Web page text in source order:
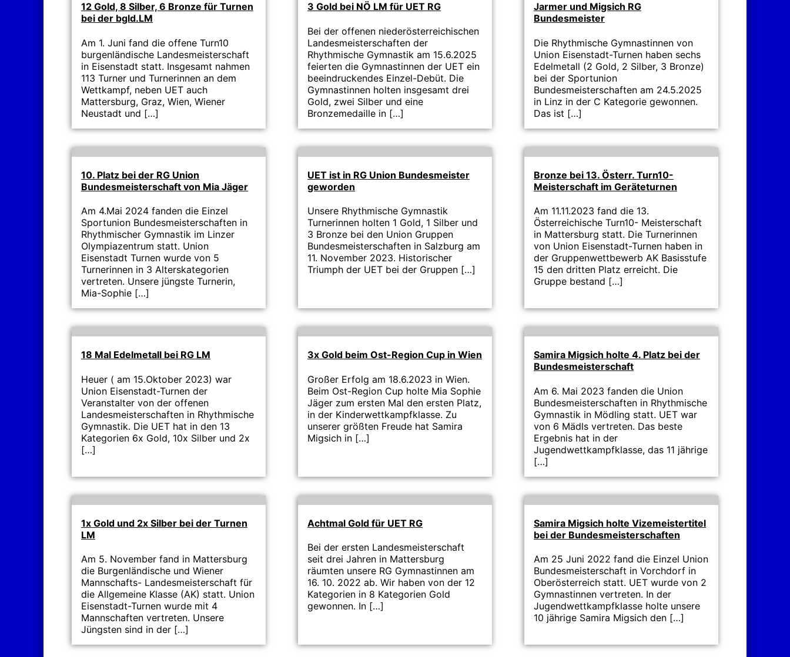
12 Gold, 8 Silber, 6 Bronze für Turnen
bei der bgld.LM
Am 1. Juni fand die offene Turn10
burgenländische Landesmeisterschaft
in Eisenstadt statt. Insgesamt nahmen
113 Turner und Turnerinnen an dem
Wettkampf, neben UET auch
Mattersburg, Graz, Wien, Wiener
Neustadt und […]
3 Gold bei NÖ LM für UET RG
Bei der offenen niederösterreichischen
Landesmeisterschaften der
Rhythmische Gymnastik am 15.6.2025
feierten die Gymnastinnen der UET ein
beeindruckendes Einzel-Debüt. Die
Gymnastinnen holten insgesamt drei
Gold, zwei Silber und eine
Bronzemedaille in […]
Jarmer und Migsich RG
Bundesmeister
Die Rhythmische Gymnastinnen von
Union Eisenstadt-Turnen haben sechs
Edelmetall (2 Gold, 2 Silber, 3 Bronze)
bei der Sportunion
Bundesmeisterschaften am 24.5.2025
in Linz in der C Kategorie gewonnen.
Das ist […]
10. Platz bei der RG Union
Bundesmeisterschaft von Mia Jäger
Am 4.Mai 2024 fanden die Einzel
Sportunion Bundesmeisterschaften in
Rhythmischer Gymnastik im Linzer
Olympiazentrum statt. Union
Eisenstadt Turnen wurde von 5
Turnerinnen in 3 Alterskategorien
vertreten. Unsere jüngste Turnerin,
Mia-Sophie […]
UET ist in RG Union Bundesmeister
geworden
Unsere Rhythmische Gymnastik
Turnerinnen holten 1 Gold, 1 Silber und
3 Bronze bei den Union Gruppen
Bundesmeisterschaften in Salzburg am
11. November 2023. Historischer
Triumph der UET bei der Gruppen […]
Bronze bei 13. Österr. Turn10-
Meisterschaft im Geräteturnen
Am 11.11.2023 fand die 13.
Österreichische Turn10- Meisterschaft
in Mattersburg statt. Die Turnerinnen
von Union Eisenstadt-Turnen haben in
der Gruppenwettbewerb AK Basisstufe
15 den dritten Platz erreicht. Die
Gruppe bestand […]
18 Mal Edelmetall bei RG LM
Heuer ( am 15.Oktober 2023) war
Union Eisenstadt-Turnen der
Veranstalter von der offenen
Landesmeisterschaften in Rhythmische
Gymnastik. Die UET hat in den 13
Kategorien 6x Gold, 10x Silber und 2x
[…]
3x Gold beim Ost-Region Cup in Wien
Großer Erfolg am 18.6.2023 in Wien.
Beim Ost-Region Cup holte Mia Sophie
Jäger zum ersten Mal den ersten Platz,
in der Kinderwettkampfklasse. Zu
unserer größten Freude hat Samira
Migsich in […]
Samira Migsich holte 4. Platz bei der
Bundesmeisterschaft
Am 6. Mai 2023 fanden die Union
Bundesmeisterschaften in Rhythmische
Gymnastik in Mödling statt. UET war
von 6 Mädls vertreten. Das beste
Ergebnis hat in der
Jugendwettkampfklasse, das 11 jährige
[…]
1x Gold und 2x Silber bei der Turnen
LM
Am 5. November fand in Mattersburg
die Burgenländische und Wiener
Mannschafts- Landesmeisterschaft für
die Allgemeine Klasse (AK) statt. Union
Eisenstadt-Turnen wurde mit 4
Mannschaften vertreten. Unsere
Jüngsten sind in der […]
Achtmal Gold für UET RG
Bei der ersten Landesmeisterschaft
seit drei Jahren in Mattersburg
räumten unsere RG Gymnastinnen am
16. 10. 2022 ab. Wir haben von der 12
Kategorien in 8 Kategorien Gold
gewonnen. In […]
Samira Migsich holte Vizemeistertitel
bei der Bundesmeisterschaften
Am 25 Juni 2022 fand die Einzel Union
Bundesmeisterschaft in Vorchdorf in
Oberösterreich statt. UET wurde von 2
Gymnastinnen vertreten. In der
Jugendwettkampfklasse holte unsere
10 jährige Samira Migsich den […]